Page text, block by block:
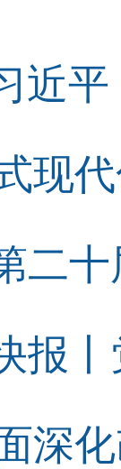
近
现
二
报
深